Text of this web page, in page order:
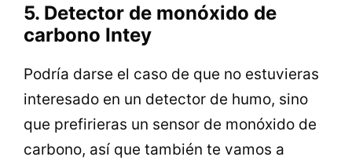
5. Detector de monóxido de
carbono Intey
Podría darse el caso de que no estuvieras
interesado en un detector de humo, sino
que prefirieras un sensor de monóxido de
carbono, así que también te vamos a